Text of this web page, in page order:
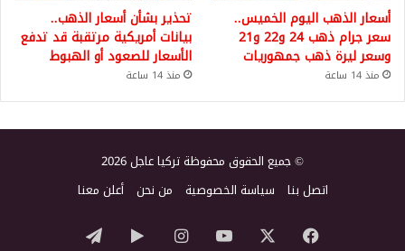
أسعار الذهب اليوم الخميس..
سعر جرام ذهب 24 و22 و21
وسعر ليرة ذهب جمهوريات
منذ 14 ساعة
تحذير بشأن أسعار الذهب..
بيانات أمريكية مرتقبة قد تدفع
الأسعار للصعود أو الهبوط
منذ 14 ساعة
© جميع الحقوق محفوظة تركيا عاجل 2026
اتصل بنا سياسة الخصوصية من نحن أعلن معنا
فيسبوك ‫YouTubeانستقرام‏Googleتيلقرام